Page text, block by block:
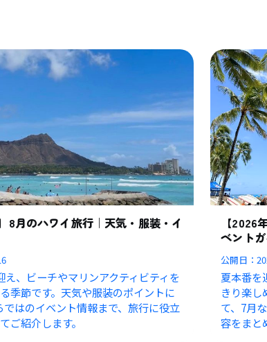
8月のハワイ旅行｜天気・服装・イ
え、ビーチやマリンアクティビティを
季節です。天気や服装のポイントに
ではのイベント情報まで、旅行に役立
ご紹介します。
【2026
ベント
公開日：
夏本番を
きり楽し
て、7月
容をまと